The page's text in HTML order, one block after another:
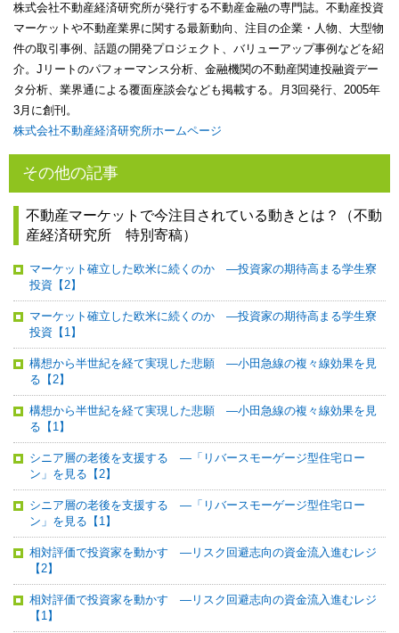
株式会社不動産経済研究所が発行する不動産金融の専門誌。不動産投資
マーケットや不動産業界に関する最新動向、注目の企業・人物、大型物
件の取引事例、話題の開発プロジェクト、バリューアップ事例などを紹
介。Jリートのパフォーマンス分析、金融機関の不動産関連投融資デー
タ分析、業界通による覆面座談会なども掲載する。月3回発行、2005年
3月に創刊。
株式会社不動産経済研究所ホームページ
その他の記事
不動産マーケットで今注目されている動きとは？（不動
産経済研究所 特別寄稿）
マーケット確立した欧米に続くのか ―投資家の期待高まる学生寮
投資【2】
マーケット確立した欧米に続くのか ―投資家の期待高まる学生寮
投資【1】
構想から半世紀を経て実現した悲願 ―小田急線の複々線効果を見
る【2】
構想から半世紀を経て実現した悲願 ―小田急線の複々線効果を見
る【1】
シニア層の老後を支援する ―「リバースモーゲージ型住宅ロー
ン」を見る【2】
シニア層の老後を支援する ―「リバースモーゲージ型住宅ロー
ン」を見る【1】
相対評価で投資家を動かす ―リスク回避志向の資金流入進むレジ
【2】
相対評価で投資家を動かす ―リスク回避志向の資金流入進むレジ
【1】